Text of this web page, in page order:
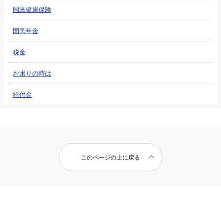
国民健康保険
国民年金
税金
お困りの時は
給付金
このページの上に戻る